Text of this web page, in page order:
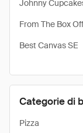
Johnny
From The Box
Best Canvas SE
Categorie di
Pizza